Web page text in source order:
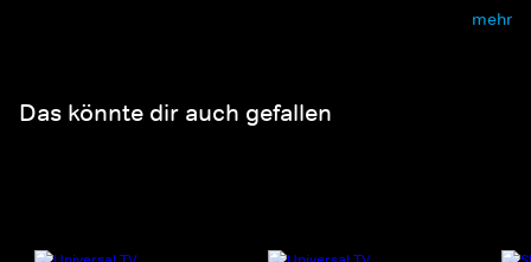
mehr
Das könnte dir auch gefallen